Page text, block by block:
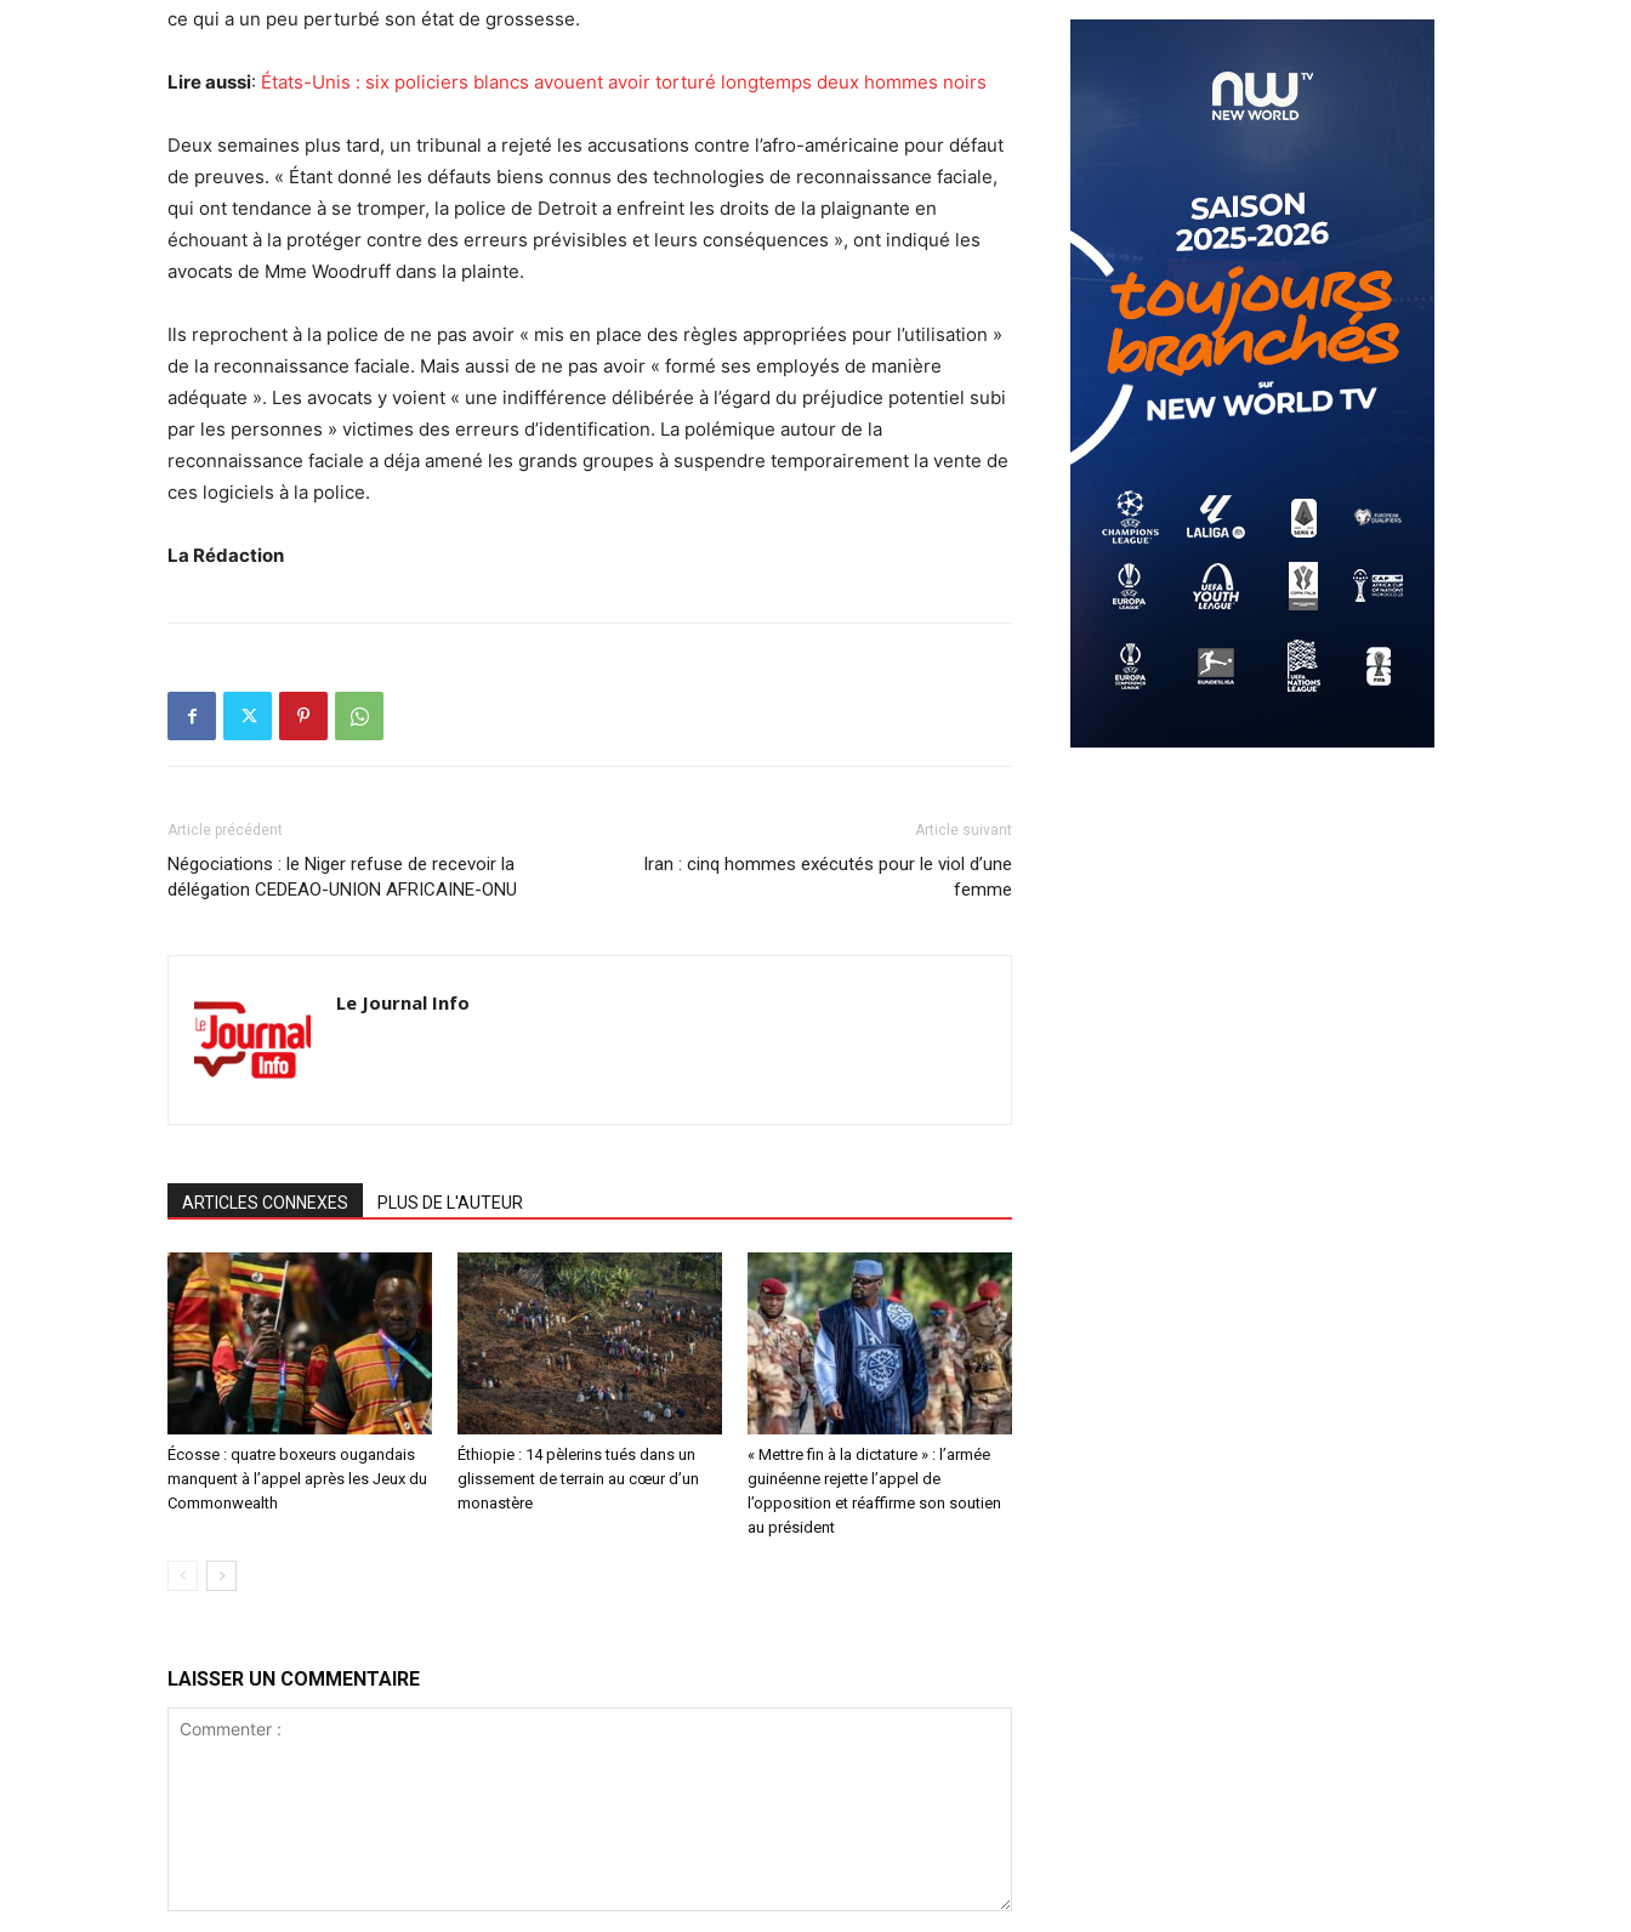
ce qui a un peu perturbé son état de grossesse.
Lire aussi: États-Unis : six policiers blancs avouent avoir torturé longtemps deux hommes noirs
Deux semaines plus tard, un tribunal a rejeté les accusations contre l’afro-américaine pour défaut
de preuves. « Étant donné les défauts biens connus des technologies de reconnaissance faciale,
qui ont tendance à se tromper, la police de Detroit a enfreint les droits de la plaignante en
échouant à la protéger contre des erreurs prévisibles et leurs conséquences », ont indiqué les
avocats de Mme Woodruff dans la plainte.
Ils reprochent à la police de ne pas avoir « mis en place des règles appropriées pour l’utilisation »
de la reconnaissance faciale. Mais aussi de ne pas avoir « formé ses employés de manière
adéquate ». Les avocats y voient « une indifférence délibérée à l’égard du préjudice potentiel subi
par les personnes » victimes des erreurs d’identification. La polémique autour de la
reconnaissance faciale a déja amené les grands groupes à suspendre temporairement la vente de
ces logiciels à la police.
La Rédaction
Article précédent
Négociations : le Niger refuse de recevoir la
délégation CEDEAO-UNION AFRICAINE-ONU
Article suivant
Iran : cinq hommes exécutés pour le viol d’une
femme
Le Journal Info
ARTICLES CONNEXES PLUS DE L'AUTEUR
Écosse : quatre boxeurs ougandais
manquent à l’appel après les Jeux du
Commonwealth
Éthiopie : 14 pèlerins tués dans un
glissement de terrain au cœur d’un
monastère
« Mettre fin à la dictature » : l’armée
guinéenne rejette l’appel de
l’opposition et réaffirme son soutien
au président
LAISSER UN COMMENTAIRE